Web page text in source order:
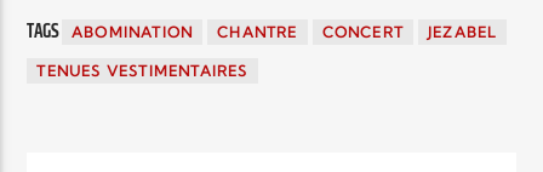
TAGS ABOMINATION CHANTRE CONCERT JEZABEL
TENUES VESTIMENTAIRES